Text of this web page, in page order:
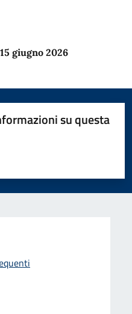
giugno 2026
su questa
5